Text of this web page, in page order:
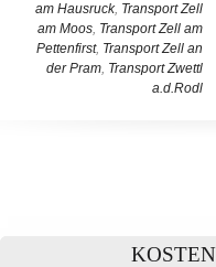
am Hausruck, Transport Zell
am Moos, Transport Zell am
Pettenfirst, Transport Zell an
der Pram, Transport Zwettl
a.d.Rodl